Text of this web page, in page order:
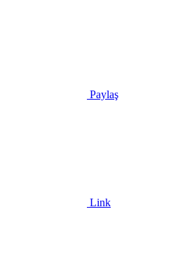
Paylaş
Link